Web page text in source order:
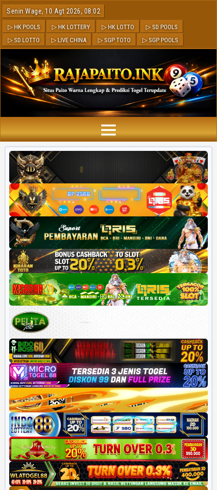
Senin Wage, 10 Agt 2026, 08:02
▷ HK POOLS ▷ HK LOTTERY ▷ HK LOTTO
▷ SD POOLS
▷ SD LOTTO
▷ LIVE CHINA ▷ SGP TOTO ▷ SGP POOLS